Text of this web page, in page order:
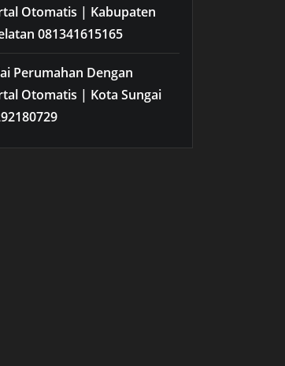
Otomatis | Kabupaten
081341615165
Perumahan Dengan
Otomatis | Kota Sungai